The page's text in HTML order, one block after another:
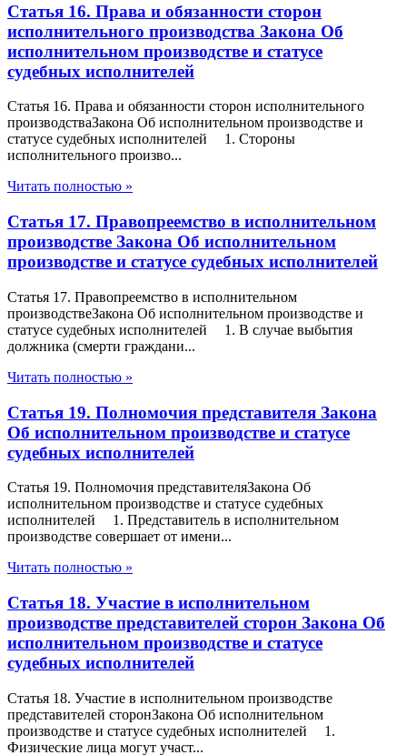
Статья 16. Права и обязанности сторон
исполнительного производства Закона Об
исполнительном производстве и статусе
судебных исполнителей
Статья 16. Права и обязанности сторон исполнительного
производстваЗакона Об исполнительном производстве и
статусе судебных исполнителей 1. Стороны
исполнительного произво...
Читать полностью »
Статья 17. Правопреемство в исполнительном
производстве Закона Об исполнительном
производстве и статусе судебных исполнителей
Статья 17. Правопреемство в исполнительном
производствеЗакона Об исполнительном производстве и
статусе судебных исполнителей 1. В случае выбытия
должника (смерти граждани...
Читать полностью »
Статья 19. Полномочия представителя Закона
Об исполнительном производстве и статусе
судебных исполнителей
Статья 19. Полномочия представителяЗакона Об
исполнительном производстве и статусе судебных
исполнителей 1. Представитель в исполнительном
производстве совершает от имени...
Читать полностью »
Статья 18. Участие в исполнительном
производстве представителей сторон Закона Об
исполнительном производстве и статусе
судебных исполнителей
Статья 18. Участие в исполнительном производстве
представителей сторонЗакона Об исполнительном
производстве и статусе судебных исполнителей 1.
Физические лица могут участ...